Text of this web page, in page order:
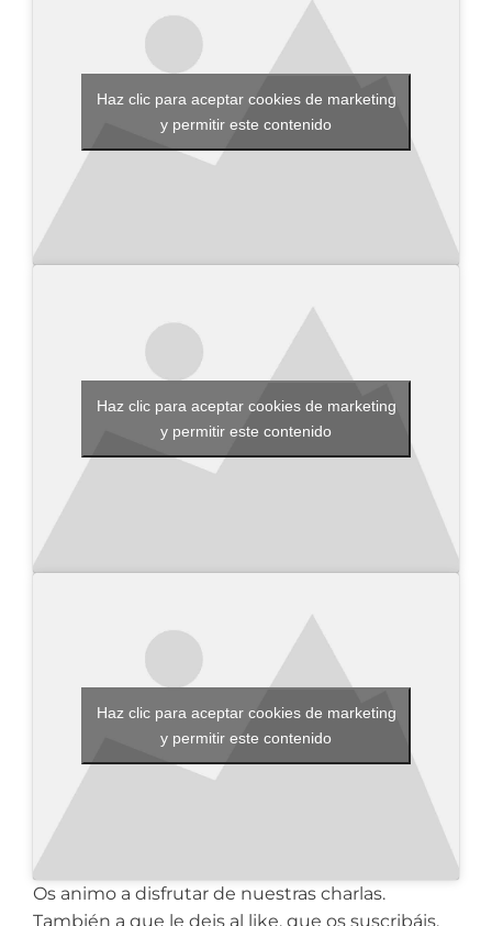
Haz clic para aceptar cookies de marketing
y permitir este contenido
Haz clic para aceptar cookies de marketing
y permitir este contenido
Haz clic para aceptar cookies de marketing
y permitir este contenido
Os animo a disfrutar de nuestras charlas.
También a que le deis al like, que os suscribáis,